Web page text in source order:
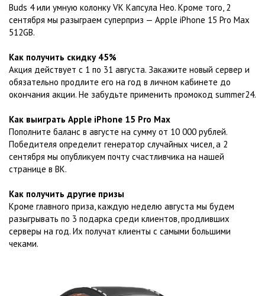
Buds 4 или умную колонку VK Капсула Нео. Кроме того, 2
сентября мы разыграем суперприз — Apple iPhone 15 Pro Max
512GB.
Как получить скидку 45%
Акция действует с 1 по 31 августа. Закажите новый сервер и
обязательно продлите его на год в личном кабинете до
окончания акции. Не забудьте применить промокод summer24.
Как выиграть Apple iPhone 15 Pro Max
Пополните баланс в августе на сумму от 10 000 рублей.
Победителя определит генератор случайных чисел, а 2
сентября мы опубликуем почту счастливчика на нашей
странице в ВК.
Как получить другие призы
Кроме главного приза, каждую неделю августа мы будем
разыгрывать по 3 подарка среди клиентов, продливших
серверы на год. Их получат клиенты с самыми большими
чеками.